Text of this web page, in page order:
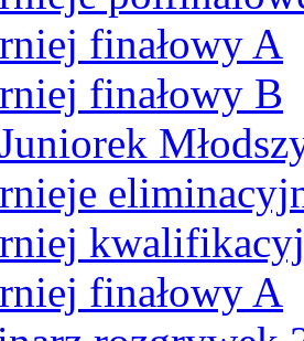
finałowy A
finałowy B
finałowy A